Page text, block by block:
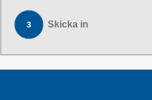
Skicka in